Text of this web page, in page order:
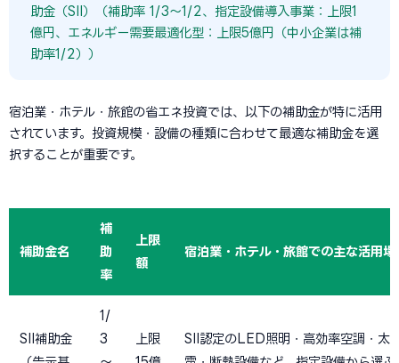
助金（SII）（補助率 1/3〜1/2、指定設備導入事業：上限1
億円、エネルギー需要最適化型：上限5億円（中小企業は補
助率1/2））
宿泊業・ホテル・旅館の省エネ投資では、以下の補助金が特に活用
されています。投資規模・設備の種類に合わせて最適な補助金を選
択することが重要です。
補助金名
補
助
率
上限
額
宿泊業・ホテル・旅館での主な活用場
SII補助金
1/
3
上限
SII認定のLED照明・高効率空調・太